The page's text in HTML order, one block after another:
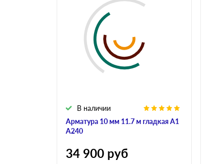
Арматура 10 мм 11.7 м гладкая А1
А240
В наличии
34 900 руб